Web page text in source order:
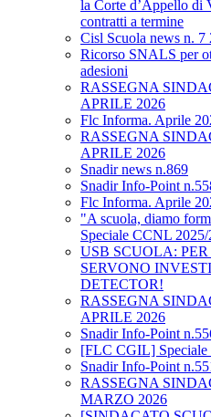
la Corte d’Appello di
contratti a termine
Cisl Scuola news n. 7
Ricorso SNALS per
adesioni
RASSEGNA
APRILE 2026
Flc Informa. Aprile
RASSEGNA
APRILE 2026
Snadir news n.869
Snadir Info-Point
Flc Informa. Aprile
"A scuola, diamo
Speciale CCNL
USB SCUOLA:
SERVONO
DETECTOR!
RASSEGNA
APRILE 2026
Snadir Info-Point
[FLC CGIL] Speciale
Snadir Info-Point
RASSEGNA
MARZO 2026